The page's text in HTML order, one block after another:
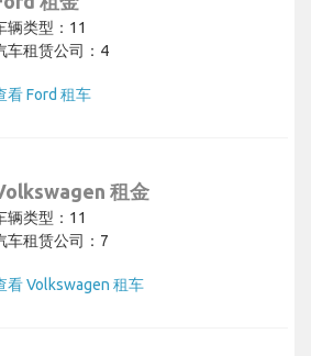
辆类型：11
车租赁公司：4
看 Ford 租车
租金
辆类型：11
车租赁公司：7
看 Volkswagen 租车